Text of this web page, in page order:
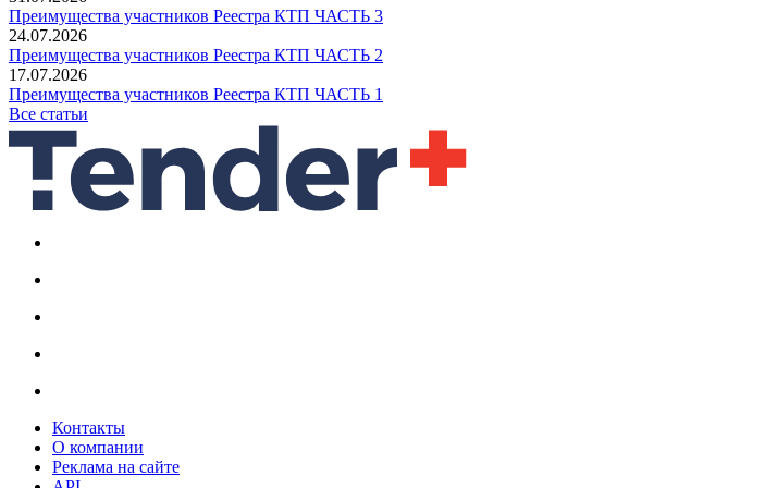
Преимущества участников Реестра КТП ЧАСТЬ 3
24.07.2026
Преимущества участников Реестра КТП ЧАСТЬ 2
17.07.2026
Преимущества участников Реестра КТП ЧАСТЬ 1
Все статьи
Контакты
О компании
Реклама на сайте